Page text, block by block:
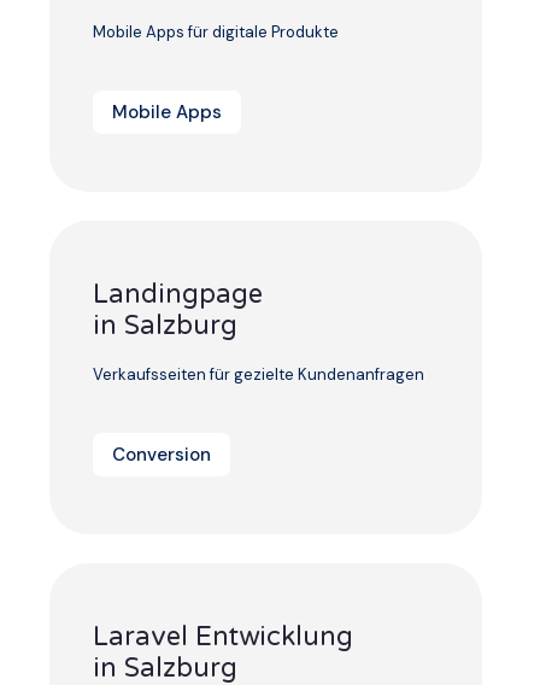
Mobile Apps für digitale Produkte
Mobile Apps
Landingpage
in Salzburg
Verkaufsseiten für gezielte Kundenanfragen
Conversion
Laravel Entwicklung
in Salzburg